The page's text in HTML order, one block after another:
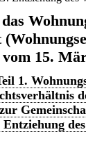
vom 15.
1.